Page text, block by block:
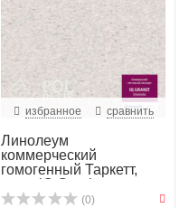
избранное сравнить
Линолеум
коммерческий
гомогенный Таркетт,
колл. iQ Granit...
(0)